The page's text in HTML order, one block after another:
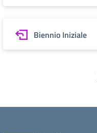
Biennio Iniziale